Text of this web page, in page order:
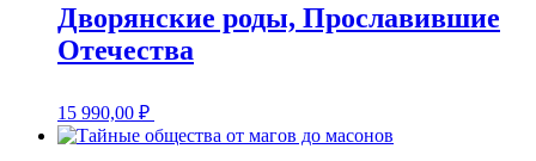
Дворянские роды, Прославившие
Отечества
15 990,00 ₽